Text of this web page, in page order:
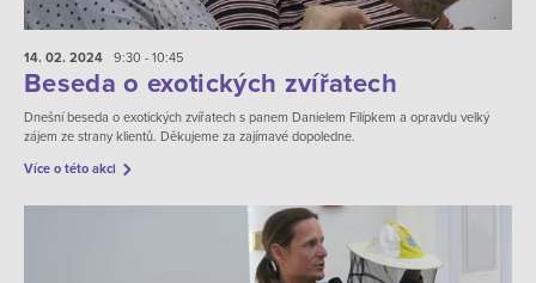
14. 02. 2024 9:30 - 10:45
Beseda o exotických zvířatech
Dnešní beseda o exotických zvířatech s panem Danielem Filípkem a opravdu velký
zájem ze strany klientů. Děkujeme za zajímavé dopoledne.
Více o této akci